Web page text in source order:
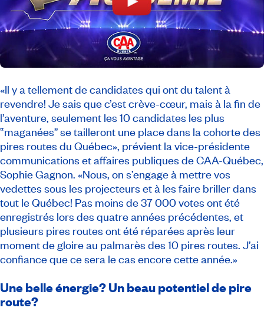
«Il y a tellement de candidates qui ont du talent à
revendre! Je sais que c’est crève-cœur, mais à la fin de
l’aventure, seulement les 10 candidates les plus
‟maganées” se tailleront une place dans la cohorte des
pires routes du Québec», prévient la vice-présidente
communications et affaires publiques de CAA-Québec,
Sophie Gagnon. «Nous, on s’engage à mettre vos
vedettes sous les projecteurs et à les faire briller dans
tout le Québec! Pas moins de 37 000 votes ont été
enregistrés lors des quatre années précédentes, et
plusieurs pires routes ont été réparées après leur
moment de gloire au palmarès des 10 pires routes. J’ai
confiance que ce sera le cas encore cette année.»
Une belle énergie? Un beau potentiel de pire
route?